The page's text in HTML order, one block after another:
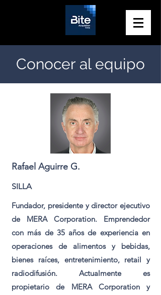
Conocer al equipo
Rafael Aguirre G.
SILLA
Fundador, presidente y director ejecutivo
de MERA Corporation. Emprendedor
con más de 35 años de experiencia en
operaciones de alimentos y bebidas,
bienes raíces, entretenimiento, retail y
radiodifusión. Actualmente es
propietario de MERA Corporation y